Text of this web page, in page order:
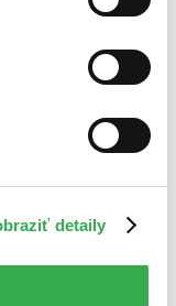
detaily